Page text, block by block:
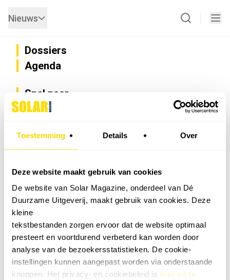
Toestemming Details Over
Deze website maakt gebruik van cookies
De website van Solar Magazine, onderdeel van Dé
Duurzame Uitgeverij, maakt gebruik van cookies. Deze
kleine
tekstbestanden zorgen ervoor dat de website optimaal
presteert en voortdurend verbeterd kan worden door
analyse van de bezoekersstatistieken. De cookie-
instellingen kunnen aangepast worden via onderstaande
knoppen. Het privacy- en cookiebeleid is hier na te
Nieuws
Dossiers
Agenda
Snel naar
Privacy
Nieuwsbrief
Vacatures
Installateurzoeker
Cookievoorkeuren wijzigen
English
Geef ons feedback
Vertel ons wat je van onze website vindt.
Tip de redactie